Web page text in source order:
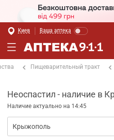
Киев Ваша аптека
Пищеварительный тракт
Неоспастил - наличие в
Наличие актуально на 14:45